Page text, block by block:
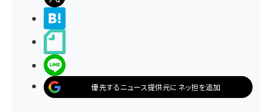
優先するニュース提供元にネッ担を追加